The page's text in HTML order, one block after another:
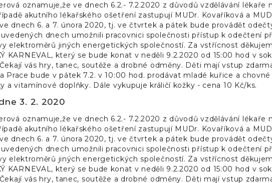
oznamuje,že ve dnech 6.2.- 7.2.2020 z důvodů vzdělávání lékaře
akutního lékařského ošetření zastupují MUDr. Kovaříková a
dnech 6. a 7. února 2020, tj. ve čtvrtek a pátek bude provádět
dnech umožnili pracovnici společnosti přístup k odečtení
elektroměrů jiných energetických společností. Za vstřícnost
KARNEVAL, který se bude konat v neděli 9.2.2020 od 15:00 hod v
vás hry, tanec, soutěže a drobné odměny. Děti mají vstup
Prace bude v pátek 7.2. v 10:00 hod. prodávat mladé kuřice a
a vitamínové doplňky. Dále vykupuje králičí kožky - cena 10 Kč/ks.
3. 2. 2020
oznamuje,že ve dnech 6.2.- 7.2.2020 z důvodů vzdělávání lékaře
akutního lékařského ošetření zastupují MUDr. Kovaříková a
dnech 6. a 7. února 2020, tj. ve čtvrtek a pátek bude provádět
dnech umožnili pracovnici společnosti přístup k odečtení
elektroměrů jiných energetických společností. Za vstřícnost
KARNEVAL, který se bude konat v neděli 9.2.2020 od 15:00 hod v
vás hry, tanec, soutěže a drobné odměny. Děti mají vstup